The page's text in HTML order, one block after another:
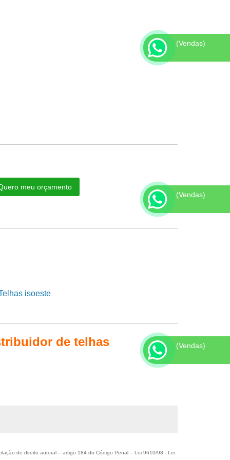
meu orçamento
de telhas
de direito autoral – artigo 184 do Código Penal – Lei 9610/98 - Lei
(Vendas)
(Vendas)
(Vendas)